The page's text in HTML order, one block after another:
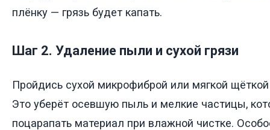
плёнку — грязь будет капать.
Шаг 2. Удаление пыли и сухой грязи
Пройдись сухой микрофиброй или мягкой
Это уберёт осевшую пыль и мелкие частицы,
поцарапать материал при влажной чистке.